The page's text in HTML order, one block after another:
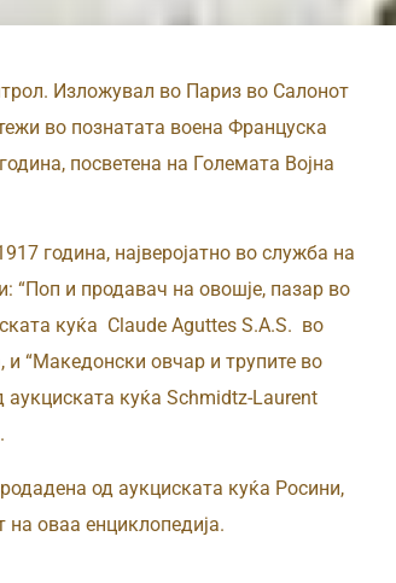
Изложувал во Париз во Салонот
во познатата воена Француска
посветена на Големата Војна
година, најверојатно во служба на
“Поп и продавач на овошје, пазар во
куќа Claude Aguttes S.A.S. во
и “Македонски овчар и трупите во
аукциската куќа Schmidtz-Laurent
од аукциската куќа Росини,
на оваа енциклопедија.